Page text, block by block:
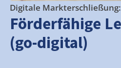
Digitale Markterschließung:
Förderfähige
(go-digital)